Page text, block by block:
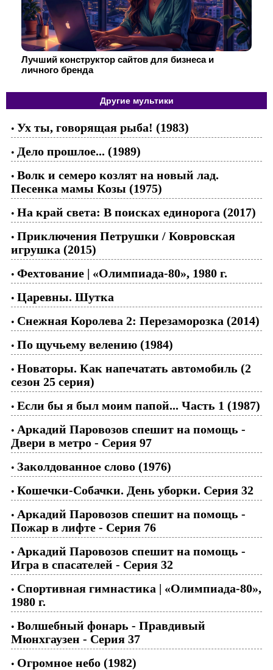
Лучший конструктор сайтов для бизнеса и
личного бренда
Другие мультики
• Ух ты, говорящая рыба! (1983)
• Дело прошлое... (1989)
• Волк и семеро козлят на новый лад.
Песенка мамы Козы (1975)
• На край света: В поисках единорога (2017)
• Приключения Петрушки / Ковровская
игрушка (2015)
• Фехтование | «Олимпиада-80», 1980 г.
• Царевны. Шутка
• Снежная Королева 2: Перезаморозка (2014)
• По щучьему велению (1984)
• Новаторы. Как напечатать автомобиль (2
сезон 25 серия)
• Если бы я был моим папой... Часть 1 (1987)
• Аркадий Паровозов спешит на помощь -
Двери в метро - Серия 97
• Заколдованное слово (1976)
• Кошечки-Собачки. День уборки. Серия 32
• Аркадий Паровозов спешит на помощь -
Пожар в лифте - Серия 76
• Аркадий Паровозов спешит на помощь -
Игра в спасателей - Серия 32
• Спортивная гимнастика | «Олимпиада-80»,
1980 г.
• Волшебный фонарь - Правдивый
Мюнхгаузен - Серия 37
• Огромное небо (1982)